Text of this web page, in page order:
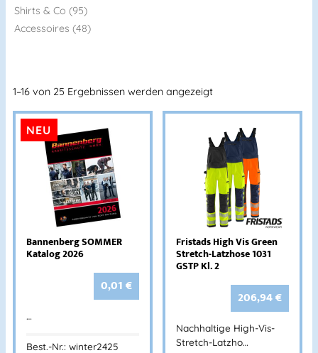
Shirts & Co (95)
Accessoires (48)
1–16 von 25 Ergebnissen werden angezeigt
NEU
Bannenberg SOMMER
Katalog 2026
0,01€
…
Best.-Nr.: winter2425
Fristads High Vis Green
Stretch-Latzhose 1031
GSTP Kl. 2
206,94€
Nachhaltige High-Vis-
Stretch-Latzho…